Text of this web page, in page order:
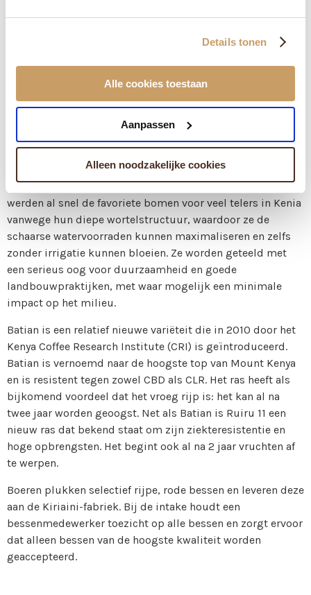
Details tonen
Alle cookies toestaan
Aanpassen
Alleen noodzakelijke cookies
hun koffie aanleveren voor verwerking. Leden van Kiriaini
Boeren die aan Kiriaini leveren, cultiveren voornamelijk
ongeveer 200 bomen. 'SL'-variëteiten zijn cultivars die
oorspronkelijk in de jaren dertig en veertig door Scott
Agricultural Laboratories (SAL) werden uitgebracht. Ze
werden al snel de favoriete bomen voor veel telers in Kenia
vanwege hun diepe wortelstructuur, waardoor ze de
schaarse watervoorraden kunnen maximaliseren en zelfs
zonder irrigatie kunnen bloeien. Ze worden geteeld met
een serieus oog voor duurzaamheid en goede
landbouwpraktijken, met waar mogelijk een minimale
impact op het milieu.
Batian is een relatief nieuwe variëteit die in 2010 door het
Kenya Coffee Research Institute (CRI) is geïntroduceerd.
Batian is vernoemd naar de hoogste top van Mount Kenya
en is resistent tegen zowel CBD als CLR. Het ras heeft als
bijkomend voordeel dat het vroeg rijp is: het kan al na
twee jaar worden geoogst. Net als Batian is Ruiru 11 een
nieuw ras dat bekend staat om zijn ziekteresistentie en
hoge opbrengsten. Het begint ook al na 2 jaar vruchten af
te werpen.
Boeren plukken selectief rijpe, rode bessen en leveren deze
aan de Kiriaini-fabriek. Bij de intake houdt een
bessenmedewerker toezicht op alle bessen en zorgt ervoor
dat alleen bessen van de hoogste kwaliteit worden
geaccepteerd.